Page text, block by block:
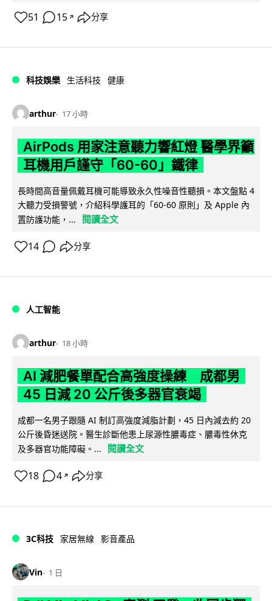
51 15 ↗ 分享
科技娛樂 生活科技 健康
arthur 17 小時
AirPods 用家注意聽力響紅燈 醫學界籲
耳機用戶謹守「60-60」鐵律
長時間高音量佩戴耳機可能導致永久性噪音性聽損。本文盤點 4
大聽力受損警號，介紹科學護耳的「60-60 原則」及 Apple 內
置防護功能，...
閱讀全文
14 分享
人工智能
arthur 18 小時
AI 減肥餐單配合高強度操練 成都男
45 日減 20 公斤後多器官衰竭
成都一名男子跟隨 AI 制訂高強度減脂計劃，45 日內減去約 20
公斤後昏迷送院。醫生診斷他患上尿源性膿毒症、膿毒性休克
及多器官功能障礙。...
閱讀全文
18 4 ↗ 分享
3C科技 家居無線 影音產品
Vin 1 日